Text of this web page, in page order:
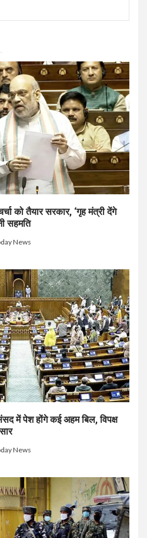
को तैयार सरकार, ‘गृह मंत्री देंगे
सहमति
News
में पेश होंगे कई अहम बिल, विपक्ष
News